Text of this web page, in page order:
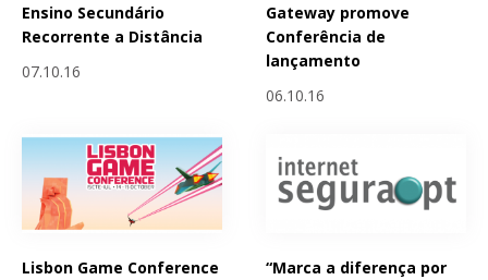
Ensino Secundário
Recorrente a Distância
07.10.16
Gateway promove
Conferência de
lançamento
06.10.16
Lisbon Game Conference
“Marca a diferença por